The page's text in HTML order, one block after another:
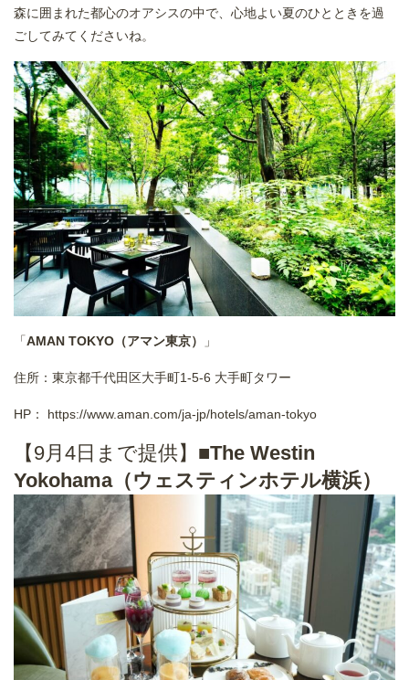
森に囲まれた都心のオアシスの中で、心地よい夏のひとときを過
ごしてみてくださいね。
「AMAN TOKYO（アマン東京） 」
住所：東京都千代田区大手町1-5-6 大手町タワー
HP： https://www.aman.com/ja-jp/hotels/aman-tokyo
【9月4日まで提供】■The Westin
Yokohama（ウェスティンホテル横浜）